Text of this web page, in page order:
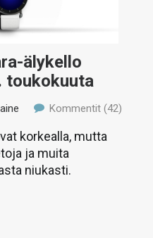
älykello
toukokuuta
Kommentit (42)
korkealla, mutta
ja muita
niukasti.